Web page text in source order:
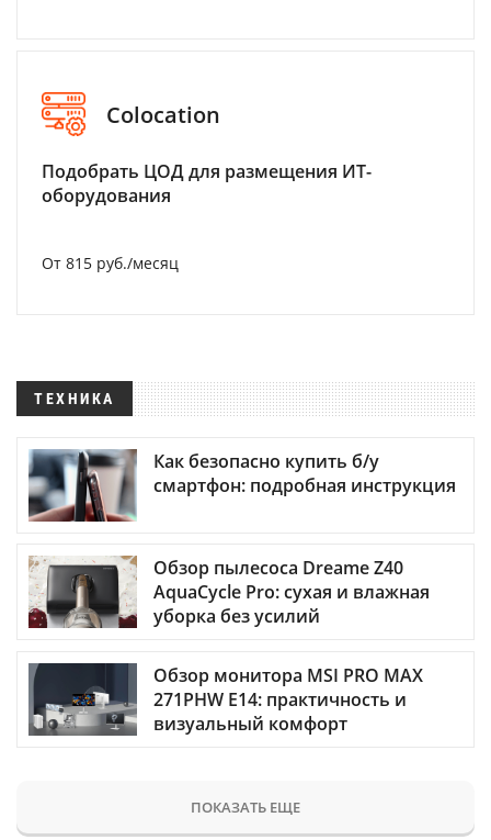
Colocation
Подобрать ЦОД для размещения ИТ-
оборудования
От 815 руб./месяц
ТЕХНИКА
Как безопасно купить б/у
смартфон: подробная инструкция
Обзор пылесоса Dreame Z40
AquaCycle Pro: сухая и влажная
уборка без усилий
Обзор монитора MSI PRO MAX
271PHW E14: практичность и
визуальный комфорт
ПОКАЗАТЬ ЕЩЕ